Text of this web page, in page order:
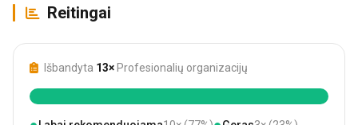
Reitingai
Išbandyta 13× Profesionalių organizacijų